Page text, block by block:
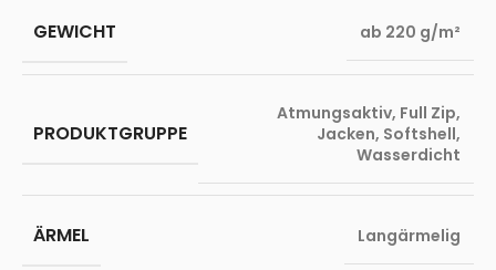
GEWICHT ab 220 g/m²
PRODUKTGRUPPE
Atmungsaktiv, Full Zip,
Jacken, Softshell,
Wasserdicht
ÄRMEL Langärmelig